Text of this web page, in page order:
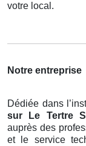
votre local.
Notre entreprise
Dédiée dans
sur Le Tertre
auprès des
et le service